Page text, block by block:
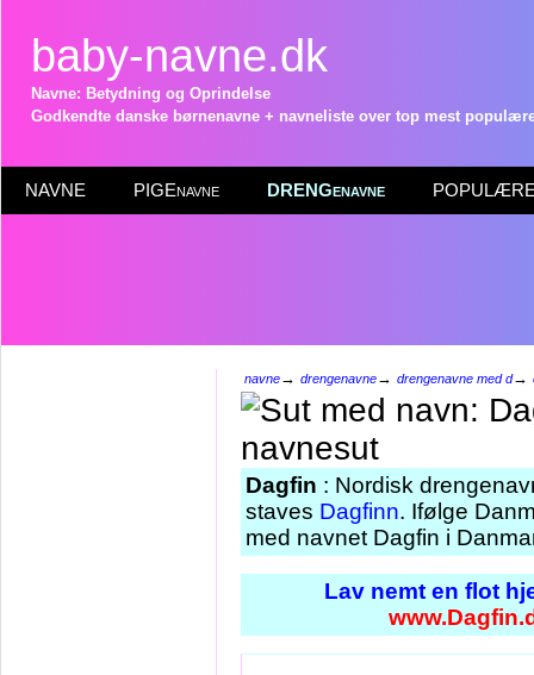
baby-navne.dk
Navne: Betydning og Oprindelse
Godkendte danske børnenavne + navneliste over top mest
NAVNE PIGEnavne DRENGenavne POPULÆRE
navne→ drengenavne→ drengenavne med d→
Dagfin : Nordisk
staves Dagfinn. Ifølge
med navnet Dagfin i
Lav nemt en flot